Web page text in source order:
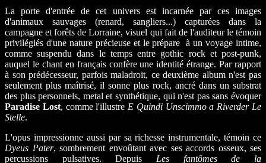
La porte d'entrée de cet univers est incarnée par ces images
d'animaux sauvages (renard, sangliers...) capturées dans la
campagne et forêts de Lorraine, visuel qui fait de l'auditeur le témoin
privilégiés d'une nature précieuse et le prépare à un voyage intime,
comme suspendu dans le temps entre gothic rock et post-punk,
auquel le chant en français confère une identité étrange. Par rapport
à son prédécesseur, parfois maladroit, ce deuxième album n'est pas
seulement plus maîtrisé, il sonne plus rock, ancré dans un substrat
des plus personnels, metal et synthétique, qui n'est pas sans évoquer
Paradise Lost, comme l'illustre E Quindi Unscimmo a Riverder Le
Stelle.
L'opus impressionne aussi par sa richesse instrumentale, témoin ce
Dyeus Pater, sombrement envoûtant avec ses accords osseux, ses
percussions pulsatives. Depuis Les fantômes de la